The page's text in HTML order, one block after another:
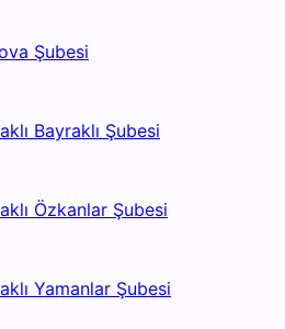
Şubesi
Bayraklı Şubesi
Özkanlar Şubesi
Yamanlar Şubesi